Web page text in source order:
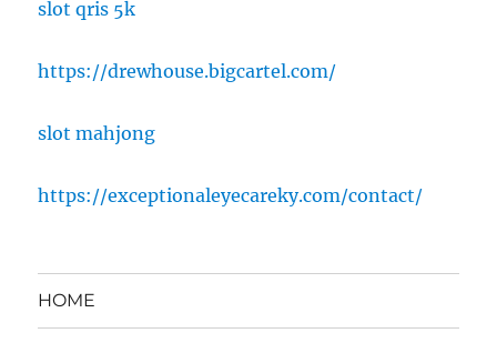
slot qris 5k
https://drewhouse.bigcartel.com/
slot mahjong
https://exceptionaleyecareky.com/contact/
HOME